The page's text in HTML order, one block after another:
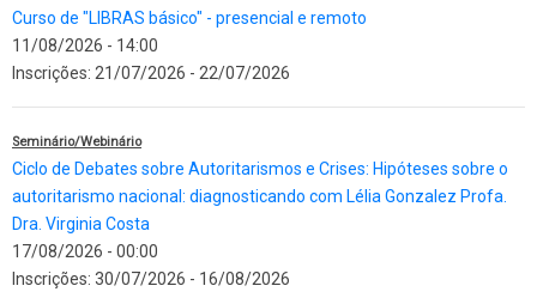
Curso de "LIBRAS básico" - presencial e remoto
11/08/2026 - 14:00
Inscrições: 21/07/2026 - 22/07/2026
Seminário/Webinário
Ciclo de Debates sobre Autoritarismos e Crises: Hipóteses sobre o
autoritarismo nacional: diagnosticando com Lélia Gonzalez Profa.
Dra. Virginia Costa
17/08/2026 - 00:00
Inscrições: 30/07/2026 - 16/08/2026